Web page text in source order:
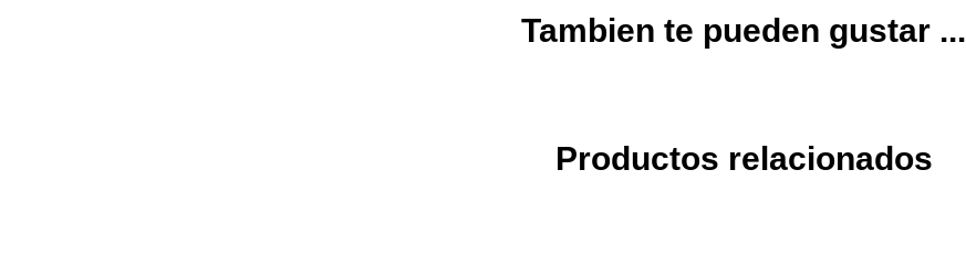
Tambien te pueden gustar ...
Productos relacionados